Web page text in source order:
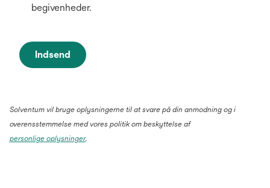
begivenheder.
Indsend
Solventum vil bruge oplysningerne til at svare på din anmodning og i
overensstemmelse med vores politik om beskyttelse af
personlige oplysninger.